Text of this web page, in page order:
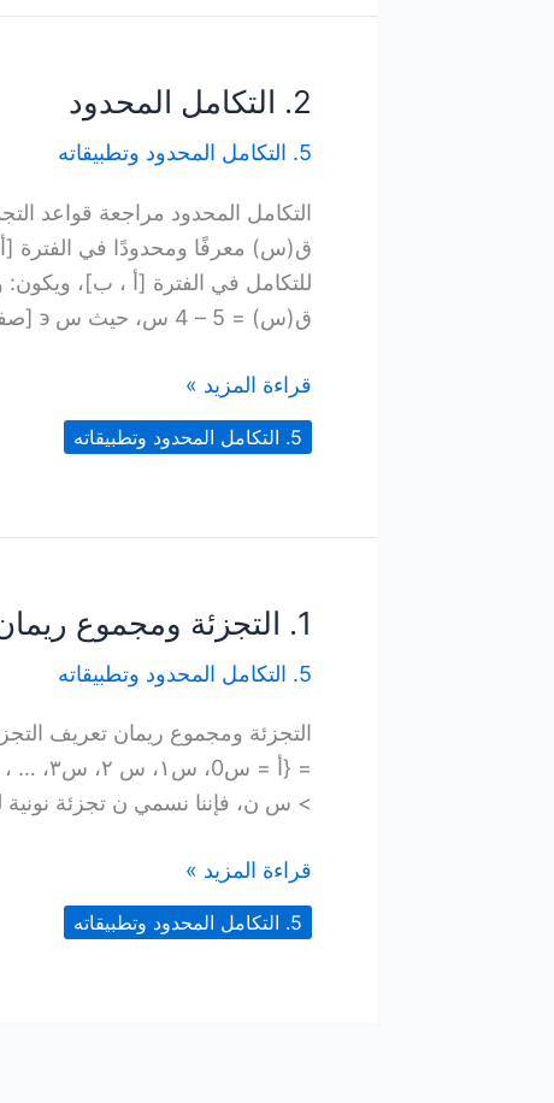
2. التكامل المحدود
5. التكامل المحدود وتطبيقاته
التكامل المحدود مراجعة قواعد
ق(س) معرفًا ومحدودًا في الفترة
ق(س) = 5 – 4 س، حيث س ϶ [صفر،3]، وباعتبار س ر *
2.
التكامل
المحدود
قراءة المزيد »
5. التكامل المحدود وتطبيقاته
1. التجزئة ومجموع ريمان
5. التكامل المحدود وتطبيقاته
> س ن، فإننا نسمي ن تجزئة
1.
التجزئة
ومجموع
قراءة المزيد »
5. التكامل المحدود وتطبيقاته